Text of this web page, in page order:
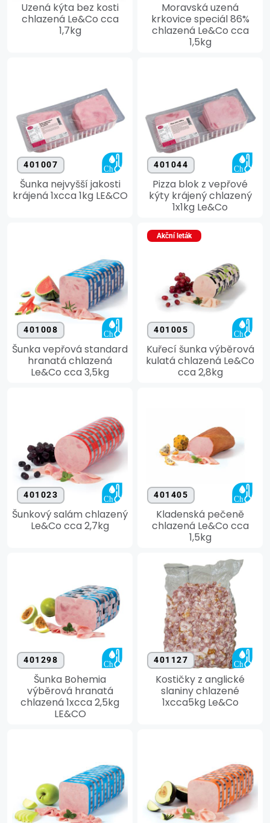
Uzená kýta bez kosti
chlazená Le&Co cca
1,7kg
Moravská uzená
krkovice speciál 86%
chlazená Le&Co cca
1,5kg
401007
Šunka nejvyšší jakosti
krájená 1xcca 1kg LE&CO
401044
Pizza blok z vepřové
kýty krájený chlazený
1x1kg Le&Co
401008
Šunka vepřová standard
hranatá chlazená
Le&Co cca 3,5kg
Akční leták
401005
Kuřecí šunka výběrová
kulatá chlazená Le&Co
cca 2,8kg
401023
Šunkový salám chlazený
Le&Co cca 2,7kg
401405
Kladenská pečeně
chlazená Le&Co cca
1,5kg
401298
Šunka Bohemia
výběrová hranatá
chlazená 1xcca 2,5kg
LE&CO
401127
Kostičky z anglické
slaniny chlazené
1xcca5kg Le&Co